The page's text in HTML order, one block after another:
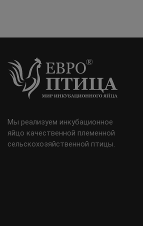
Мы реализуем инкубационное
яйцо качественной племенной
сельскохозяйственной птицы.